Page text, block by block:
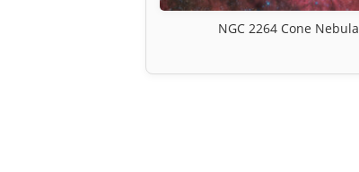
NGC 2264 Cone Nebula